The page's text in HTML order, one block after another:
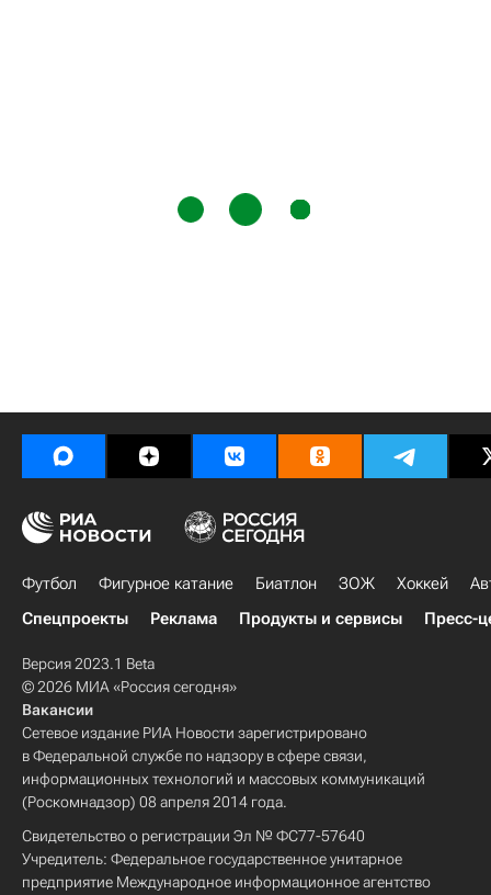
Футбол Фигурное катание Биатлон ЗОЖ Хоккей
Спецпроекты
Реклама Продукты и сервисы Пресс-
Версия 2023.1 Beta
© 2026 МИА «Россия сегодня»
Вакансии
Сетевое издание РИА Новости зарегистрировано
в Федеральной службе по надзору в сфере связи,
информационных технологий и массовых коммуникаций
(Роскомнадзор) 08 апреля 2014 года.
Свидетельство о регистрации Эл № ФС77-57640
Учредитель: Федеральное государственное унитарное
предприятие Международное информационное агентство